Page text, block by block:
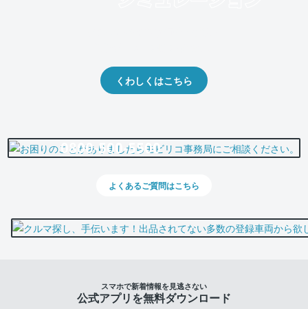
くわしくはこちら
0800-500-5500
よくあるご質問はこちら
スマホで新着情報を見逃さない
公式アプリを無料ダウンロード